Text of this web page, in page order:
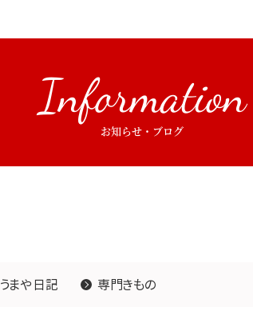
Information
お知らせ・ブログ
うまや日記 専門きもの